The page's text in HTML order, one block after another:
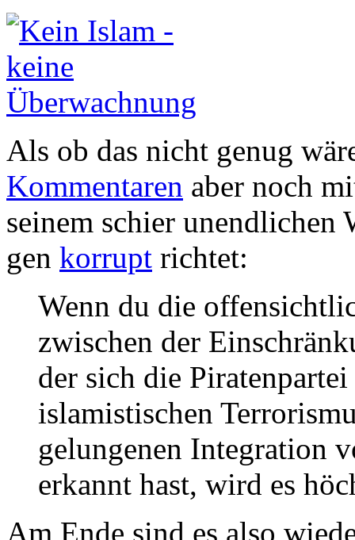
Als ob das nicht genug
Kommentaren aber noch
seinem schier unendlichen
gen korrupt richtet:
Wenn du die
zwischen der
der sich die
islamistischen
gelungenen Integration
erkannt hast, wird es
Am Ende sind es also